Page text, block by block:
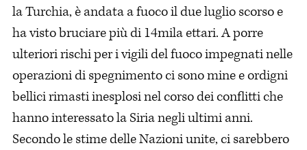
la Turchia, è andata a fuoco il due luglio scorso e
ha visto bruciare più di 14mila ettari. A porre
ulteriori rischi per i vigili del fuoco impegnati nelle
operazioni di spegnimento ci sono mine e ordigni
bellici rimasti inesplosi nel corso dei conflitti che
hanno interessato la Siria negli ultimi anni.
Secondo le stime delle Nazioni unite, ci sarebbero